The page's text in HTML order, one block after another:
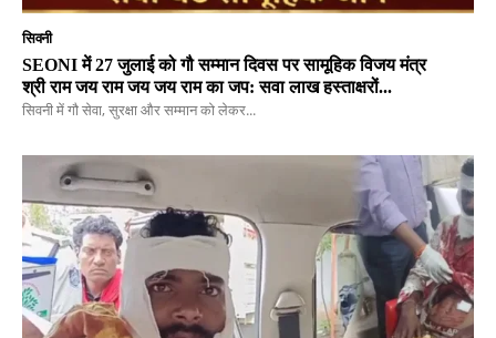
सिवनी
SEONI में 27 जुलाई को गौ सम्मान दिवस पर सामूहिक विजय मंत्र
श्री राम जय राम जय जय राम का जप: सवा लाख हस्ताक्षरों...
सिवनी में गौ सेवा, सुरक्षा और सम्मान को लेकर...